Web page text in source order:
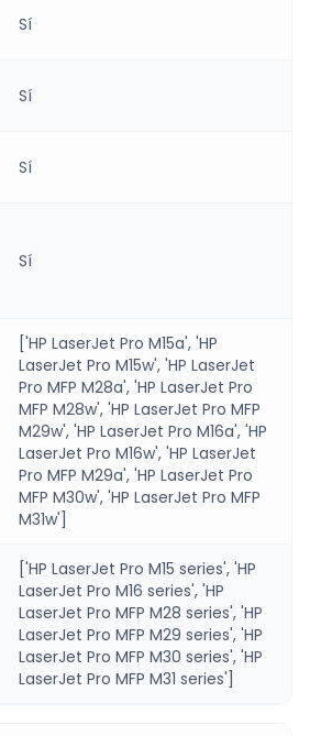
Sí
Sí
Sí
Sí
['HP LaserJet Pro M15a', 'HP
LaserJet Pro M15w', 'HP LaserJet
Pro MFP M28a', 'HP LaserJet Pro
MFP M28w', 'HP LaserJet Pro MFP
M29w', 'HP LaserJet Pro M16a', 'HP
LaserJet Pro M16w', 'HP LaserJet
Pro MFP M29a', 'HP LaserJet Pro
MFP M30w', 'HP LaserJet Pro MFP
M31w']
['HP LaserJet Pro M15 series', 'HP
LaserJet Pro M16 series', 'HP
LaserJet Pro MFP M28 series', 'HP
LaserJet Pro MFP M29 series', 'HP
LaserJet Pro MFP M30 series', 'HP
LaserJet Pro MFP M31 series']